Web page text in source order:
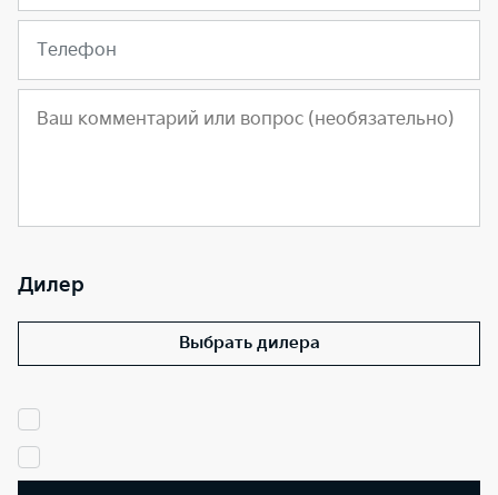
Телефон
Дилер
Выбрать дилера